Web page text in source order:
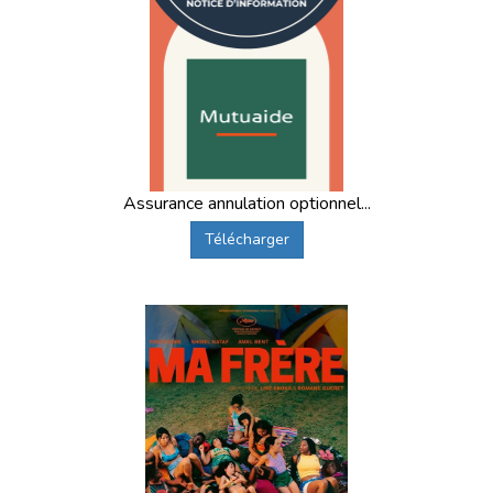
vacances de printemps, vacances de la Toussaint, et selon
les années certaines périodes d’hiver), nous organisons
départs en colonie de vacances au départ de Lyon
uniquement lorsque le
Nos acheminements se fontau départ de la gare SNCF
Auvergne-Rhône-Alpes
systématiquement accompagnés
des animateurs diplômés (BAFA,BAFD
et adapté à leur âge.
, souvent enTGV
Encadrement continu par les équipes Supernova Juniors
Regroupement possible dans uneville de rassemblement
selon la destination
Dernier tronçon enautocar de tourisme
Assurance annulation optionnel...
Télécharger